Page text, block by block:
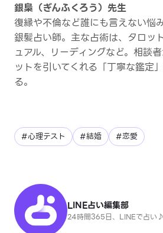
銀梟（ぎんふくろう）先生
復縁や不倫など誰にも言えない悩
銀髪占い師。主な占術は、タロッ
ュアル、リーディングなど。相談
ットを引いてくれる「丁寧な鑑定
る。
#心理テスト #結婚 #恋愛
LINE占い編集部
24時間365日、LINEで占い♪